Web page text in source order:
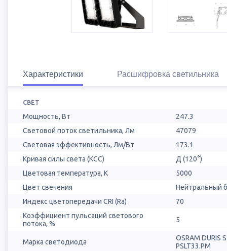
Характеристики Расшифровка светильника
СВЕТ
Мощность, Вт
247.3
Световой поток светильника, Лм
47079
Световая эффективность, Лм/Вт
173.1
Кривая силы света (КСС)
Д (120°)
Цветовая температура, К
5000
Цвет свечения
Нейтральный
Индекс цветопередачи CRI (Ra)
70
Коэффициент пульсаций светового
потока, %
5
Марка светодиода
OSRAM DURIS
PSLT33.PM